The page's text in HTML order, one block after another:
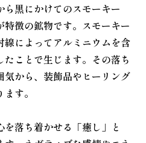
ら黒にかけてのスモーキー
特徴の鉱物です。スモーキー
線によってアルミニウムを含
ことで生じます。その落ち
から、装飾品やヒーリング
す。
落ち着かせる「癒し」と